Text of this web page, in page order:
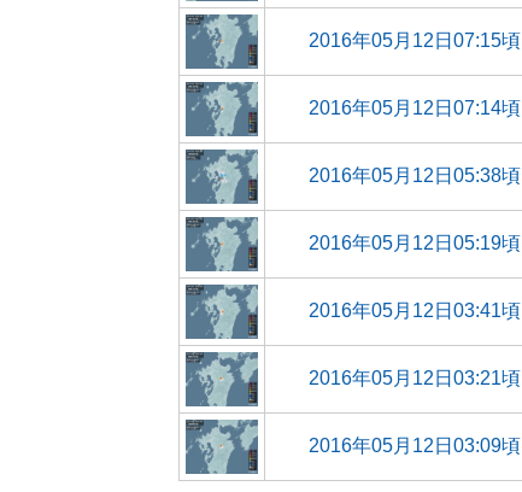
2016年05月12日07:15頃
2016年05月12日07:14頃
2016年05月12日05:38頃
2016年05月12日05:19頃
2016年05月12日03:41頃
2016年05月12日03:21頃
2016年05月12日03:09頃